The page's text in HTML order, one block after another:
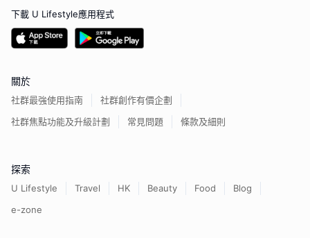
下載 U Lifestyle應用程式
關於
社群最強使用指南
社群創作有價企劃
社群焦點功能及升級計劃
常見問題 條款及細則
探索
U Lifestyle Travel HK Beauty Food
Blog
e-zone